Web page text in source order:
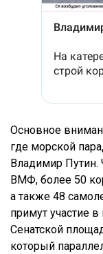
Основное
где морской
Владимир
ВМФ, более 50
а также 48
примут участие
Сенатской
который